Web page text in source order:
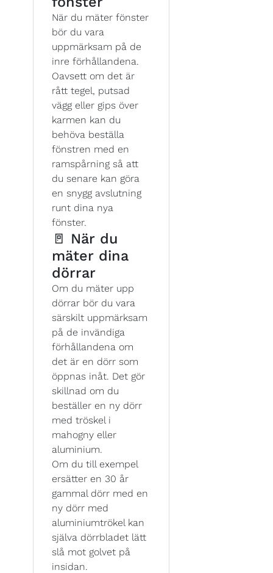
När du mäter fönster
bör du vara
uppmärksam på de
inre förhållandena.
Oavsett om det är
rått tegel, putsad
vägg eller gips över
karmen kan du
behöva beställa
fönstren med en
ramspårning så att
du senare kan göra
en snygg avslutning
runt dina nya
fönster.
🚪 När du
mäter dina
dörrar
Om du mäter upp
dörrar bör du vara
särskilt uppmärksam
på de invändiga
förhållandena om
det är en dörr som
öppnas inåt. Det gör
skillnad om du
beställer en ny dörr
med tröskel i
mahogny eller
aluminium.
Om du till exempel
ersätter en 30 år
gammal dörr med en
ny dörr med
aluminiumtrökel kan
själva dörrbladet lätt
slå mot golvet på
insidan.